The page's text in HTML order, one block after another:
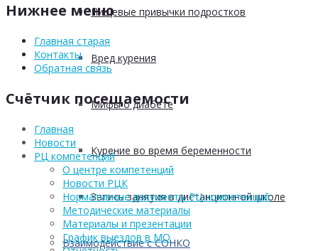
Пищевые привычки подростков
Вред курения
Мифы о диабете
Курение во время беременности
Запись занятия в дистанционной школе
Взаимодействие с СОНКО
Нижнее меню
Главная старая
Контакты
Обратная связь
Счётчик посещаемости
Главная
Новости
РЦ компетенций
О центре компетенций
Новости РЦК
Нормативные документы РЦ компетенций
Методические материалы
Материалы и презентации
График выездов в МО